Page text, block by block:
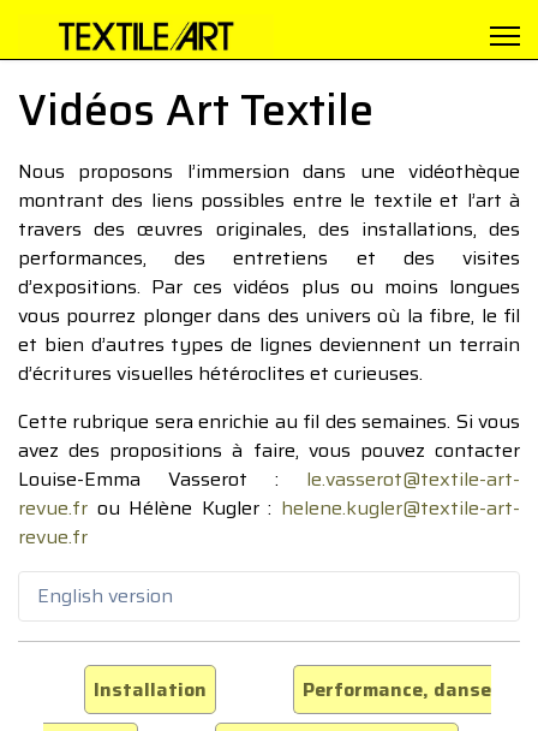
Vidéos Art Textile
Nous proposons l’immersion dans une vidéothèque
montrant des liens possibles entre le textile et l’art à
travers des œuvres originales, des installations, des
performances, des entretiens et des visites
d’expositions. Par ces vidéos plus ou moins longues
vous pourrez plonger dans des univers où la fibre, le fil
et bien d’autres types de lignes deviennent un terrain
d’écritures visuelles hétéroclites et curieuses.
Cette rubrique sera enrichie au fil des semaines. Si vous
avez des propositions à faire, vous pouvez contacter
Louise-Emma Vasserot : le.vasserot@textile-art-
revue.fr ou Hélène Kugler : helene.kugler@textile-art-
revue.fr
English version
Installation
Performance, danse